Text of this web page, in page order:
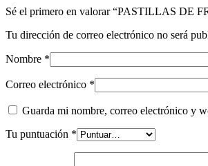
Sé el primero en valorar “PASTILLAS DE
Tu dirección de correo electrónico no será
Nombre *
Correo electrónico *
Guarda mi nombre, correo electrónico y
Tu puntuación *